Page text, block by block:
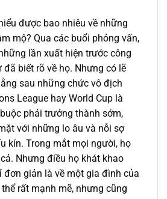
được bao nhiêu về những
mộ? Qua các buổi phỏng vấn,
lần xuất hiện trước công
đã biết rõ về họ. Nhưng có lẽ
sau những chức vô địch
League hay World Cup là
phải trưởng thành sớm,
với những lo âu và nỗi sợ
kín. Trong mắt mọi người, họ
Nhưng điều họ khát khao
đơn giản là về một gia đình của
rất mạnh mẽ, nhưng cũng